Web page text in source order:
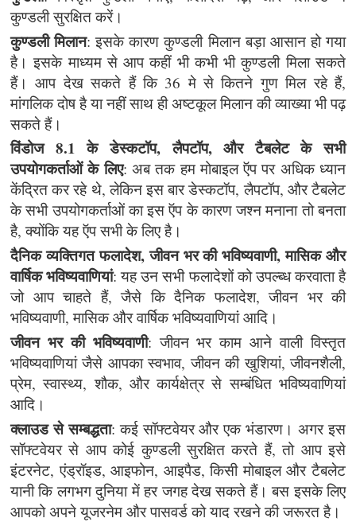
कुण्डली सुरक्षित करें।
कुण्डली मिलान: इसके कारण कुण्डली मिलान बड़ा आसान हो गया
है। इसके माध्यम से आप कहीं भी कभी भी कुण्डली मिला सकते
हैं। आप देख सकते हैं कि 36 मे से कितने गुण मिल रहे हैं,
मांगलिक दोष है या नहीं साथ ही अष्टकूल मिलान की व्याख्या भी पढ़
सकते हैं।
विंडोज 8.1 के डेस्कटॉप, लैपटॉप, और टैबलेट के सभी
उपयोगकर्ताओं के लिए: अब तक हम मोबाइल ऍप पर अधिक ध्यान
केंद्रित कर रहे थे, लेकिन इस बार डेस्कटॉप, लैपटॉप, और टैबलेट
के सभी उपयोगकर्ताओं का इस ऍप के कारण जश्न मनाना तो बनता
है, क्योंकि यह ऍप सभी के लिए है।
दैनिक व्यक्तिगत फलादेश, जीवन भर की भविष्यवाणी, मासिक और
वार्षिक भविष्यवाणियां: यह उन सभी फलादेशों को उपल्ब्ध करवाता है
जो आप चाहते हैं, जैसे कि दैनिक फलादेश, जीवन भर की
भविष्यवाणी, मासिक और वार्षिक भविष्यवाणियां आदि।
जीवन भर की भविष्यवाणी: जीवन भर काम आने वाली विस्तृत
भविष्यवाणियां जैसे आपका स्वभाव, जीवन की खुशियां, जीवनशैली,
प्रेम, स्वास्थ्य, शौक, और कार्यक्षेत्र से सम्बंधित भविष्यवाणियां
आदि।
क्लाउड से सम्बद्धता: कई सॉफ्टवेयर और एक भंडारण। अगर इस
सॉफ्टवेयर से आप कोई कुण्डली सुरक्षित करते हैं, तो आप इसे
इंटरनेट, एंड्रॉइड, आइफोन, आइपैड, किसी मोबाइल और टैबलेट
यानी कि लगभग दुनिया में हर जगह देख सकते हैं। बस इसके लिए
आपको अपने यूजरनेम और पासवर्ड को याद रखने की जरूरत है।